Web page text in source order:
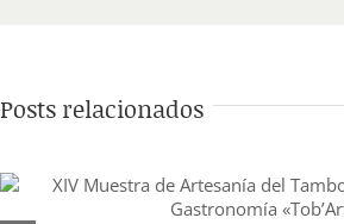
Posts relacionados